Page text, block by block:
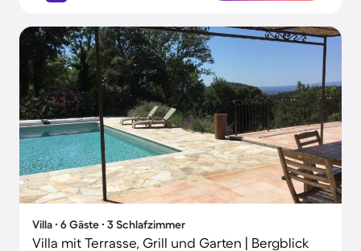
Villa ∙ 6 Gäste ∙ 3 Schlafzimmer
Villa mit Terrasse, Grill und Garten | Bergblick